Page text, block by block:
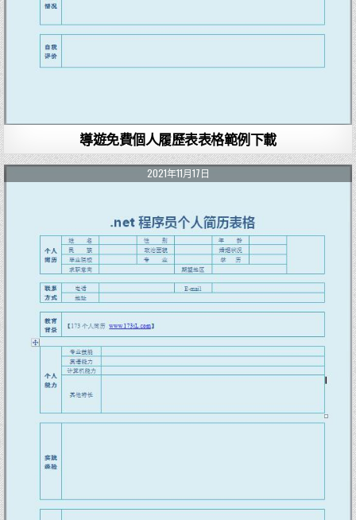
導遊免費個人履歷表表格範例下載
2021年11月17日